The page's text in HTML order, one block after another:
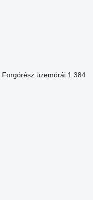
Forgórész üzemórái 1 384